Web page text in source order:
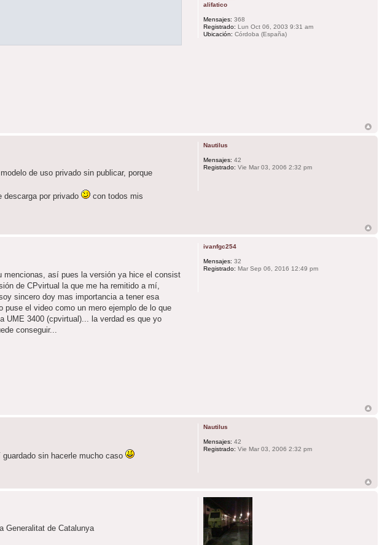
alifatico
Mensajes: 368
Registrado: Lun Oct 06, 2003 9:31 am
Ubicación: Córdoba (España)
de uso privado sin publicar, porque
descarga por privado
con todos mis
Nautilus
Mensajes: 42
Registrado: Vie Mar 03, 2006 2:32 pm
mencionas, así pues la versión ya hice el consist
de CPvirtual la que me ha remitido a mí,
sincero doy mas importancia a tener esa
el video como un mero ejemplo de lo que
UME 3400 (cpvirtual)... la verdad es que yo
conseguir...
ivanfgc254
Mensajes: 32
Registrado: Mar Sep 06, 2016 12:49 pm
sin hacerle mucho caso
Nautilus
Mensajes: 42
Registrado: Vie Mar 03, 2006 2:32 pm
Generalitat de Catalunya